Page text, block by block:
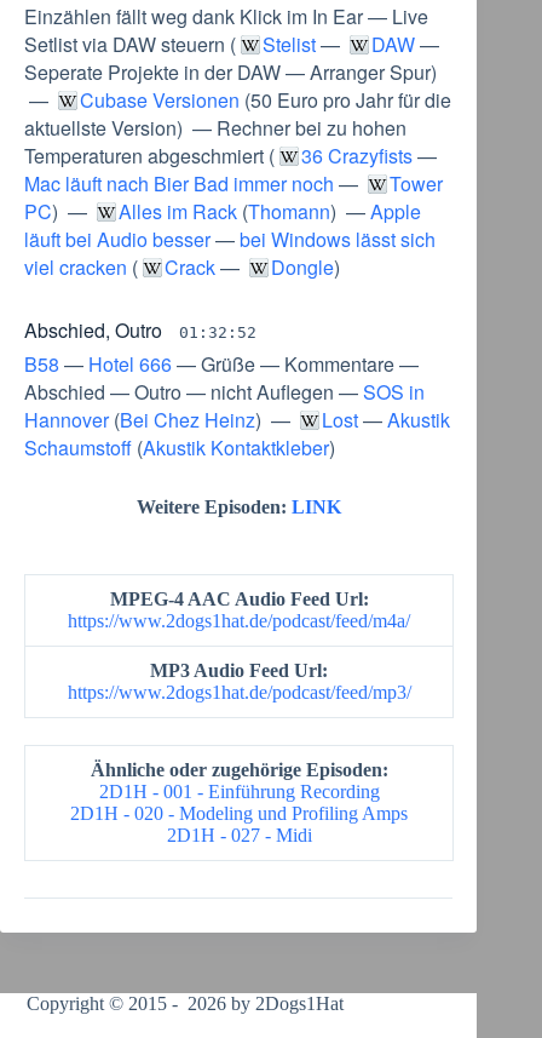
Einzählen fällt weg dank Klick im In Ear— Live
Setlist via DAW steuern ( Stelist— DAW—
Seperate Projekte in der DAW—Arranger Spur)
—
Cubase Versionen (50 Euro pro Jahr für die
aktuellste Version) — Rechner bei zu hohen
Temperaturen abgeschmiert ( 36 Crazyfists—
Mac läuft nach Bier Bad immer noch —
Tower
PC) — Alles im Rack (Thomann) —Apple
läuft bei Audio besser—bei Windows lässt sich
viel cracken ( Crack— Dongle)
Abschied, Outro 01:32:52
B58 — Hotel 666—Grüße— Kommentare—
Abschied —Outro — nicht Auflegen —SOS in
Hannover(Bei Chez Heinz) — Lost—Akustik
Schaumstoff (Akustik Kontaktkleber)
Weitere Episoden: LINK
MPEG-4 AAC Audio Feed Url:
https://www.2dogs1hat.de/podcast/feed/m4a/
MP3 Audio Feed Url:
https://www.2dogs1hat.de/podcast/feed/mp3/
Ähnliche oder zugehörige Episoden:
2D1H - 001 - Einführung Recording
2D1H - 020 - Modeling und Profiling Amps
2D1H - 027 - Midi
Copyright © 2015 - 2026 by 2Dogs1Hat